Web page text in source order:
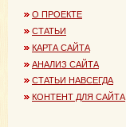
О ПРОЕКТЕ
СТАТЬИ
КАРТА САЙТА
АНАЛИЗ САЙТА
СТАТЬИ НАВСЕГДА
КОНТЕНТ ДЛЯ САЙТА